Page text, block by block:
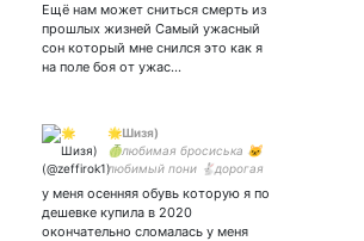
userpic:hao8026
Ещё нам может сниться смерть из
прошлых жизней Самый ужасный
сон который мне снился это как я
на поле боя от ужас…
🌟Шизя)
🍈любимая бросиська 🐱
любимый пони 🐇дорогая
🌸бро по мужу
у меня осенняя обувь которую я по
дешевке купила в 2020
окончательно сломалась у меня